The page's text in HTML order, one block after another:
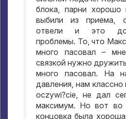
блока, парни хорошо
выбили из приема,
отвели и это
проблемы. To,что
много пасовал – мне
связкой нужно дружить
много пасовал. На
давления, нам классно
oczywi?cie, не дал
максимум. Но вот во
концовка была